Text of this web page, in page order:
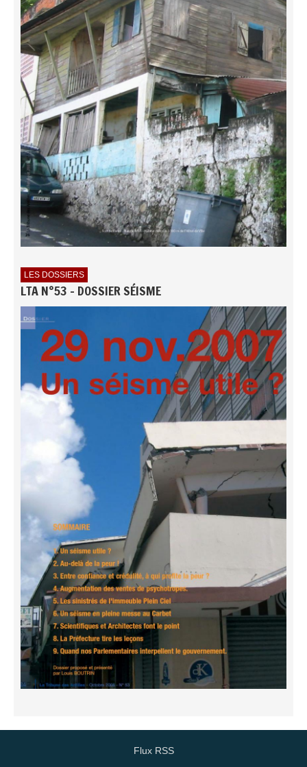
LES DOSSIERS
LTA N°53 - DOSSIER SÉISME
Flux RSS